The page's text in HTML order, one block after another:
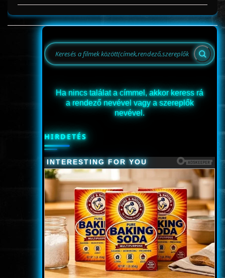
Ha nincs találat a címmel, akkor keress rá
a rendező nevével vagy a szereplők
nevével.
HIRDETÉS